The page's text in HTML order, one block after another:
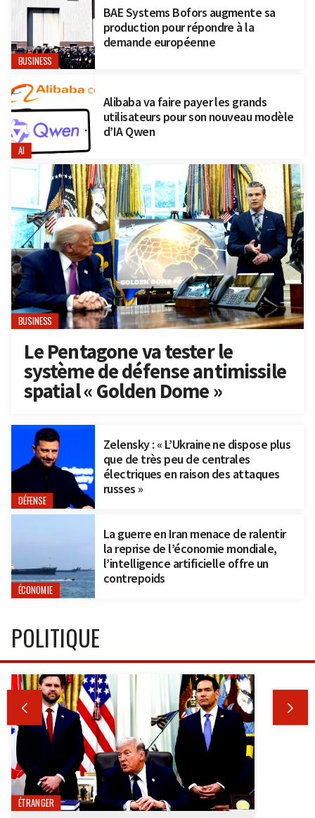
BUSINESS
BAE Systems Bofors augmente sa
production pour répondre à la
demande européenne
AI
Alibaba va faire payer les grands
utilisateurs pour son nouveau modèle
d’IA Qwen
BUSINESS
Le Pentagone va tester le
système de défense antimissile
spatial « Golden Dome »
DÉFENSE
Zelensky : « L’Ukraine ne dispose plus
que de très peu de centrales
électriques en raison des attaques
russes »
ÉCONOMIE
La guerre en Iran menace de ralentir
la reprise de l’économie mondiale,
l’intelligence artificielle offre un
contrepoids
POLITIQUE
 
ÉTRANGER